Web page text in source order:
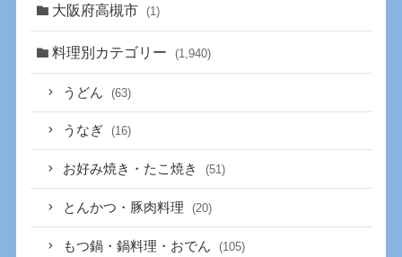
大阪府高槻市 (1)
料理別カテゴリー (1,940)
うどん (63)
うなぎ (16)
お好み焼き・たこ焼き (51)
とんかつ・豚肉料理 (20)
もつ鍋・鍋料理・おでん (105)